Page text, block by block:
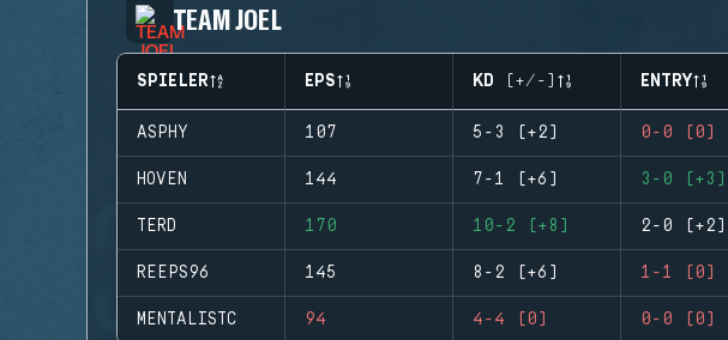
TEAM JOEL
SPIELER EPS KD (+/-) ENTRY
ASPHY 107 5-3 (+2) 0-0 (0)
HOVEN 144 7-1 (+6) 3-0 (+3)
TERD 170 10-2 (+8) 2-0 (+2)
REEPS96 145 8-2 (+6) 1-1 (0)
MENTALISTC 94 4-4 (0) 0-0 (0)